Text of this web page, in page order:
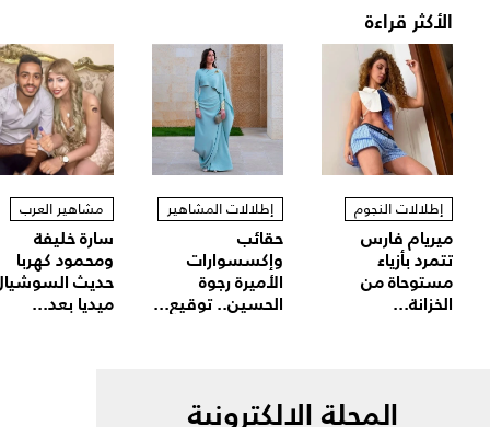
الأكثر قراءة
إطلالات النجوم
ميريام فارس
تتمرد بأزياء
مستوحاة من
الخزانة...
إطلالات المشاهير
حقائب
وإكسسوارات
الأميرة رجوة
الحسين.. توقيع...
مشاهير العرب
سارة خليفة
ومحمود كهربا
حديث
ميديا بعد...
المجلة الالكترونية